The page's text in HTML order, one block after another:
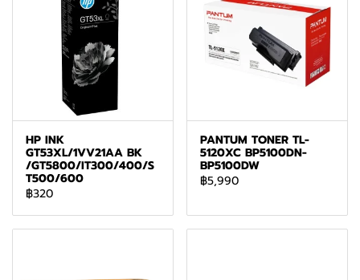
HP INK
GT53XL/1VV21AA BK
/GT5800/IT300/400/S
T500/600
฿320
PANTUM TONER TL-
5120XC BP5100DN-
BP5100DW
฿5,990